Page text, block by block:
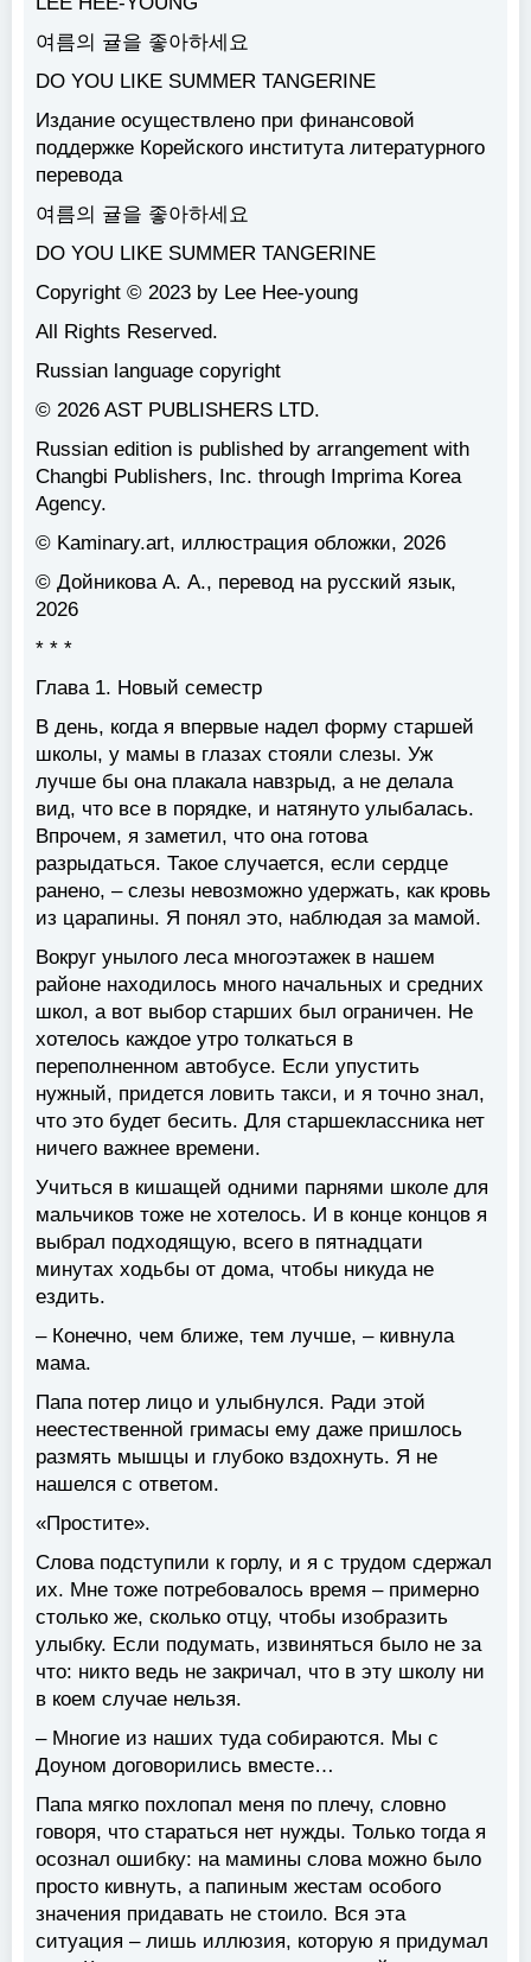
여름의 귤을 좋아하세요
DO YOU LIKE SUMMER TANGERINE
Издание осуществлено при финансовой
поддержке Корейского института литературного
перевода
여름의 귤을 좋아하세요
DO YOU LIKE SUMMER TANGERINE
Copyright © 2023 by Lee Hee-young
All Rights Reserved.
Russian language copyright
© 2026 AST PUBLISHERS LTD.
Russian edition is published by arrangement with
Changbi Publishers, Inc. through Imprima Korea
Agency.
© Kaminary.art, иллюстрация обложки, 2026
© Дойникова А. А., перевод на русский язык,
2026
* * *
Глава 1. Новый семестр
В день, когда я впервые надел форму старшей
школы, у мамы в глазах стояли слезы. Уж
лучше бы она плакала навзрыд, а не делала
вид, что все в порядке, и натянуто улыбалась.
Впрочем, я заметил, что она готова
разрыдаться. Такое случается, если сердце
ранено, – слезы невозможно удержать, как кровь
из царапины. Я понял это, наблюдая за мамой.
Вокруг унылого леса многоэтажек в нашем
районе находилось много начальных и средних
школ, а вот выбор старших был ограничен. Не
хотелось каждое утро толкаться в
переполненном автобусе. Если упустить
нужный, придется ловить такси, и я точно знал,
что это будет бесить. Для старшеклассника нет
ничего важнее времени.
Учиться в кишащей одними парнями школе для
мальчиков тоже не хотелось. И в конце концов я
выбрал подходящую, всего в пятнадцати
минутах ходьбы от дома, чтобы никуда не
ездить.
– Конечно, чем ближе, тем лучше, – кивнула
мама.
Папа потер лицо и улыбнулся. Ради этой
неестественной гримасы ему даже пришлось
размять мышцы и глубоко вздохнуть. Я не
нашелся с ответом.
«Простите».
Слова подступили к горлу, и я с трудом сдержал
их. Мне тоже потребовалось время – примерно
столько же, сколько отцу, чтобы изобразить
улыбку. Если подумать, извиняться было не за
что: никто ведь не закричал, что в эту школу ни
в коем случае нельзя.
– Многие из наших туда собираются. Мы с
Доуном договорились вместе…
Папа мягко похлопал меня по плечу, словно
говоря, что стараться нет нужды. Только тогда я
осознал ошибку: на мамины слова можно было
просто кивнуть, а папиным жестам особого
значения придавать не стоило. Вся эта
ситуация – лишь иллюзия, которую я придумал